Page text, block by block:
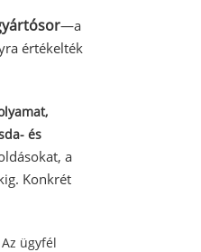
—a
értékelték
és
a
Konkrét
ügyfél